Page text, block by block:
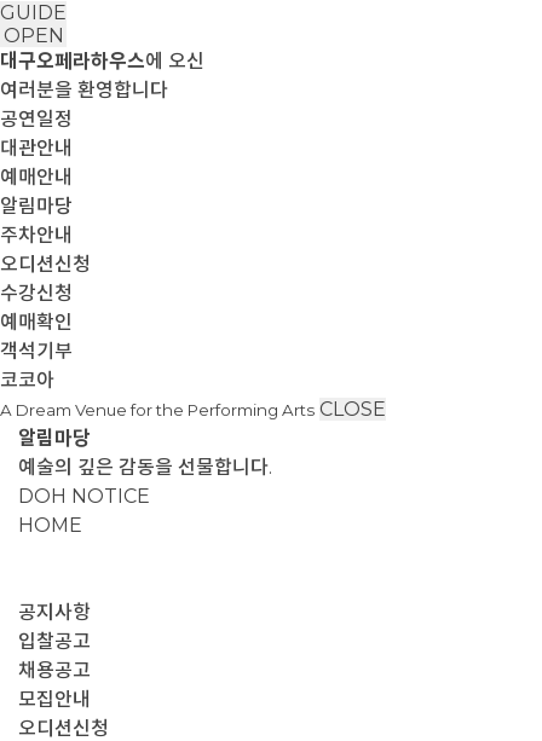
GUIDE
OPEN
대구오페라하우스에 오신
여러분을 환영합니다
공연일정
대관안내
예매안내
알림마당
주차안내
오디션신청
수강신청
예매확인
객석기부
코코아
A Dream Venue for the Performing Arts CLOSE
알림마당
예술의 깊은 감동을 선물합니다.
DOH NOTICE
HOME
공지사항
입찰공고
채용공고
모집안내
오디션신청